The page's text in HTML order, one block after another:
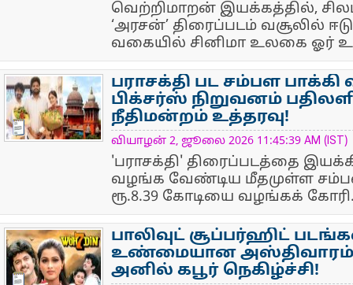
வெற்றிமாறன் இயக்கத்தில்,
‘அரசன்’ திரைப்படம் வசூலில்
வகையில் சினிமா உலகை ஓர்
NewsIcon
பராசக்தி பட சம்பள
பிக்சர்ஸ் நிறுவனம்
நீதிமன்றம் உத்தரவு!
வியாழன் 2, ஜூலை 2026 11:45:39 AM (IST)
'பராசக்தி' திரைப்படத்தை
வழங்க வேண்டிய மீதமுள்ள
ரூ.8.39 கோடியை வழங்கக்
NewsIcon
பாலிவுட் சூப்பர்ஹிட்
உண்மையான அஸ்திவாரம்
அனில் கபூர் நெகிழ்ச்சி!